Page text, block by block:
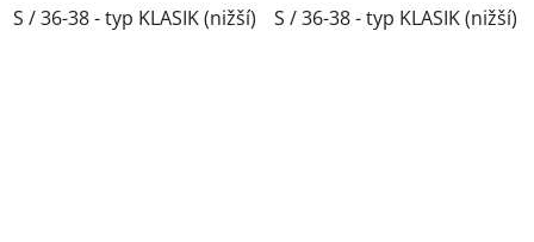
S / 36-38 - typ KLASIK (nižší) M / 39-41- typ KLASIK(nižší)
S / 36-38 - typ KLASIK (nižší)